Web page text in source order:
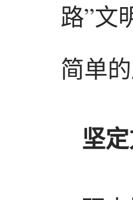
路”文
简单
坚